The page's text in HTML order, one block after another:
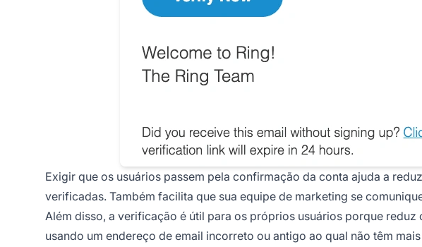
Exigir que os usuários passem pela confirmação da conta ajuda a
verificadas. Também facilita que sua equipe de marketing se
Além disso, a verificação é útil para os próprios usuários porque reduz
usando um endereço de email incorreto ou antigo ao qual não têm